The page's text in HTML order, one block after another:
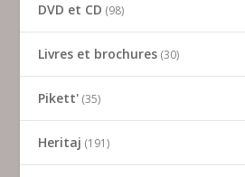
DVD et CD 98
Livres et brochures 30
Pikett' 35
Heritaj 191